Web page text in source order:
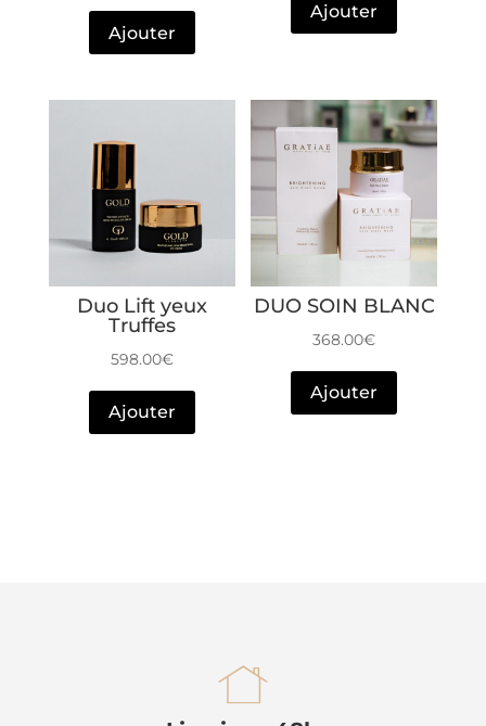
Ajouter
Ajouter
Duo Lift yeux
Truffes
598.00€
Ajouter
DUO SOIN BLANC
368.00€
Ajouter